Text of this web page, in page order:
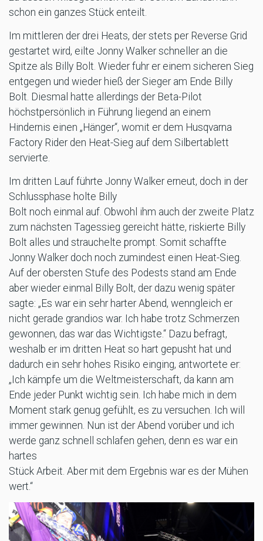
schon ein ganzes Stück enteilt.
Im mittleren der drei Heats, der stets per Reverse Grid
gestartet wird, eilte Jonny Walker schneller an die
Spitze als Billy Bolt. Wieder fuhr er einem sicheren Sieg
entgegen und wieder hieß der Sieger am Ende Billy
Bolt. Diesmal hatte allerdings der Beta-Pilot
höchstpersönlich in Führung liegend an einem
Hindernis einen „Hänger“, womit er dem Husqvarna
Factory Rider den Heat-Sieg auf dem Silbertablett
servierte.
Im dritten Lauf führte Jonny Walker erneut, doch in der
Schlussphase holte Billy
Bolt noch einmal auf. Obwohl ihm auch der zweite Platz
zum nächsten Tagessieg gereicht hätte, riskierte Billy
Bolt alles und strauchelte prompt. Somit schaffte
Jonny Walker doch noch zumindest einen Heat-Sieg.
Auf der obersten Stufe des Podests stand am Ende
aber wieder einmal Billy Bolt, der dazu wenig später
sagte: „Es war ein sehr harter Abend, wenngleich er
nicht gerade grandios war. Ich habe trotz Schmerzen
gewonnen, das war das Wichtigste.“ Dazu befragt,
weshalb er im dritten Heat so hart gepusht hat und
dadurch ein sehr hohes Risiko einging, antwortete er:
„Ich kämpfe um die Weltmeisterschaft, da kann am
Ende jeder Punkt wichtig sein. Ich habe mich in dem
Moment stark genug gefühlt, es zu versuchen. Ich will
immer gewinnen. Nun ist der Abend vorüber und ich
werde ganz schnell schlafen gehen, denn es war ein
hartes
Stück Arbeit. Aber mit dem Ergebnis war es der Mühen
wert.“